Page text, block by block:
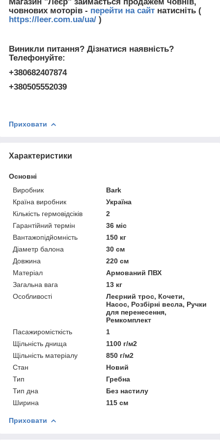
Магазин "Леєр" займається продажем човнів,
човнових моторів - перейти на сайт натисніть (
https://leer.com.ua/ua/ )
Виникли питання? Дізнатися наявність?
Телефонуйте:
+380682407874
+380505552039
Приховати
Характеристики
Основні
Виробник
Bark
Країна виробник
Україна
Кількість гермовідсіків
2
Гарантійний термін
36 міс
Вантажопідйомність
150 кг
Діаметр балона
30 см
Довжина
220 см
Матеріал
Армований ПВХ
Загальна вага
13 кг
Особливості
Леєрний трос, Кочети,
Насос, Розбірні весла, Ручки
для перенесення,
Ремкомплект
Пасажиромісткість
1
Щільність днища
1100 г/м2
Щільність матеріалу
850 г/м2
Стан
Новий
Тип
Гребна
Тип дна
Без настилу
Ширина
115 см
Приховати